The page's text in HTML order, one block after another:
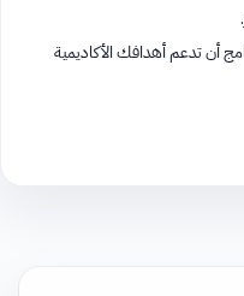
أن تدعم أهدافك الأكاديمية